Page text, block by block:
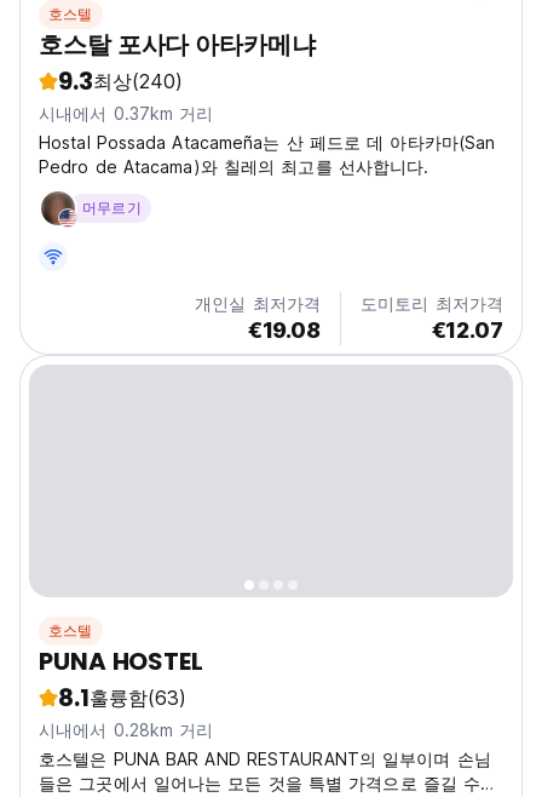
호스텔
호스탈 포사다 아타카메냐
9.3최상(240)
시내에서 0.37km 거리
Hostal Possada Atacameña는 산 페드로 데 아타카마(San
Pedro de Atacama)와 칠레의 최고를 선사합니다.
머무르기
개인실 최저가격
€19.08
도미토리 최저가격
€12.07
호스텔
PUNA HOSTEL
8.1훌륭함(63)
시내에서 0.28km 거리
호스텔은 PUNA BAR AND RESTAURANT의 일부이며 손님
들은 그곳에서 일어나는 모든 것을 특별 가격으로 즐길 수